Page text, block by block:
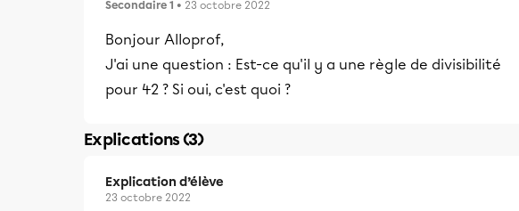
Secondaire 1 • 23 octobre 2022
Bonjour Alloprof,
J'ai une question : Est-ce qu'il y a une règle de divisibilité
pour 42 ? Si oui, c'est quoi ?
Explications (3)
Explication d’élève
23 octobre 2022